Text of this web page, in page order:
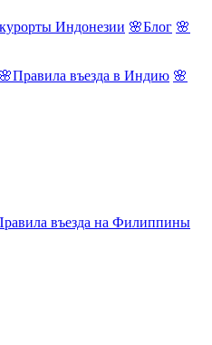
Индонезии 🌸Блог 🌸
🌸Правила въезда в Индию 🌸
въезда на Филиппины